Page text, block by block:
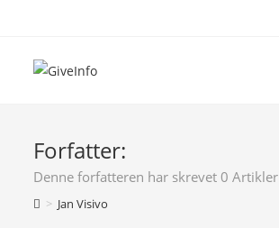
content
Forfatter:
Denne forfatteren har skrevet 0 Artikler
> Jan Visivo